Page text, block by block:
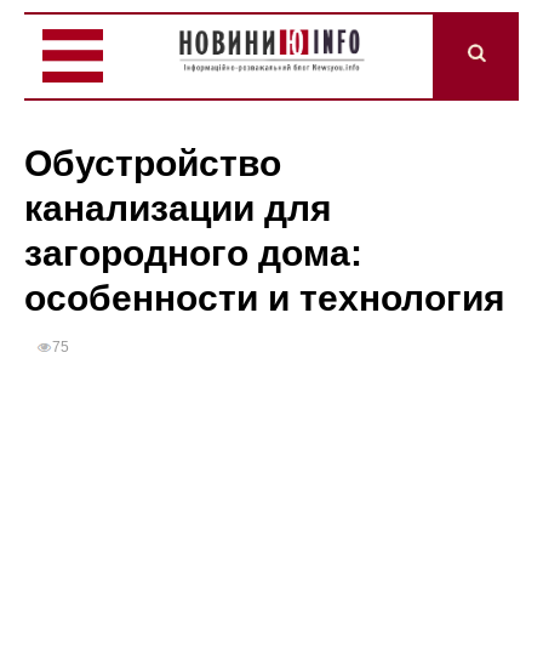
Обустройство
канализации для
загородного дома:
особенности и технология
75